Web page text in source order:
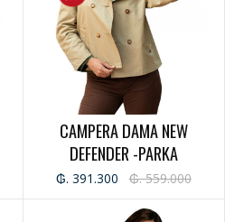
CAMPERA DAMA NEW
DEFENDER -PARKA
₲. 391.300 ₲. 559.000